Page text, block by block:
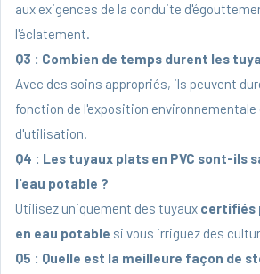
aux exigences de la conduite
l'éclatement.
Q3 : Combien de temps durent les
Avec des soins appropriés, ils peuvent
fonction de l'exposition environnementale
d'utilisation.
Q4 : Les tuyaux plats en PVC sont-ils
l'eau potable ?
Utilisez uniquement des tuyaux certifiés
en eau potable si vous irriguez des
Q5 : Quelle est la meilleure façon de